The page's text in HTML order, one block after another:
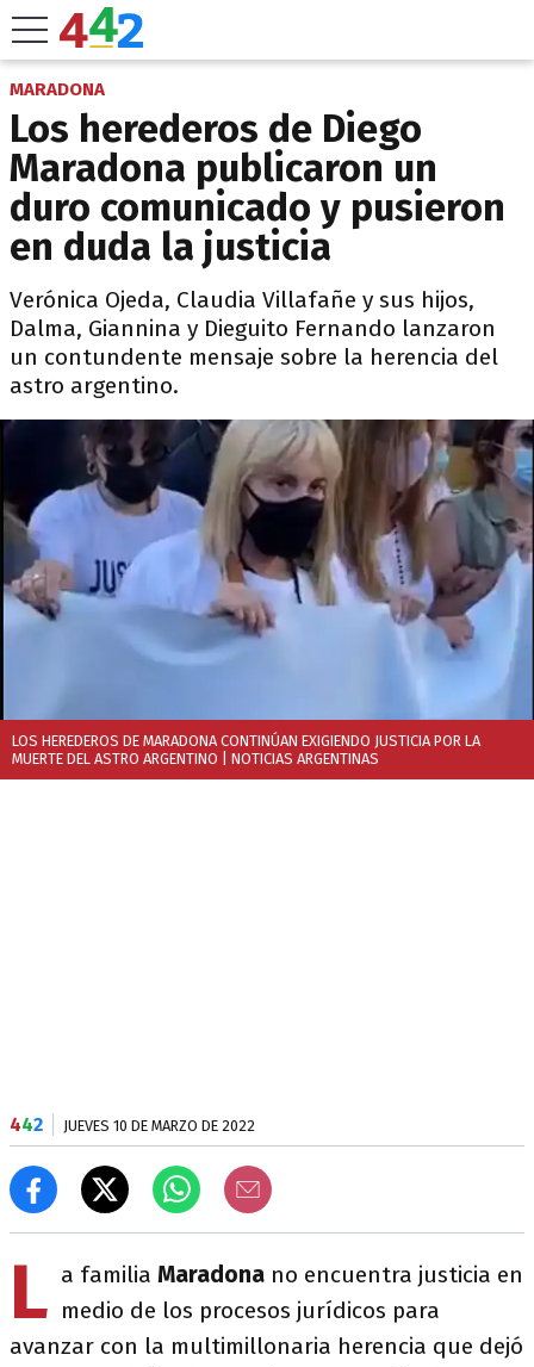
MARADONA
Los herederos de Diego
Maradona publicaron un
duro comunicado y pusieron
en duda la justicia
Verónica Ojeda, Claudia Villafañe y sus hijos,
Dalma, Giannina y Dieguito Fernando lanzaron
un contundente mensaje sobre la herencia del
astro argentino.
LOS HEREDEROS DE MARADONA CONTINÚAN EXIGIENDO JUSTICIA POR LA
MUERTE DEL ASTRO ARGENTINO | NOTICIAS ARGENTINAS
442 JUEVES 10 DE MARZO DE 2022
L a familia Maradona no encuentra justicia en
medio de los procesos jurídicos para
avanzar con la multimillonaria herencia que dejó